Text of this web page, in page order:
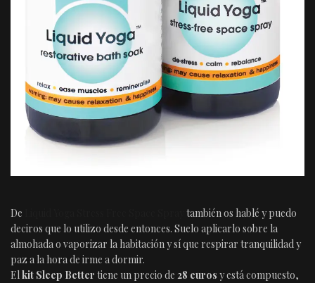
De
también os hablé y puedo
deciros que lo utilizo desde entonces. Suelo aplicarlo sobre la
almohada o vaporizar la habitación y sí que respirar tranquilidad y
paz a la hora de irme a dormir.
Elkit Sleep Better tiene un precio de 28 euros y está compuesto,